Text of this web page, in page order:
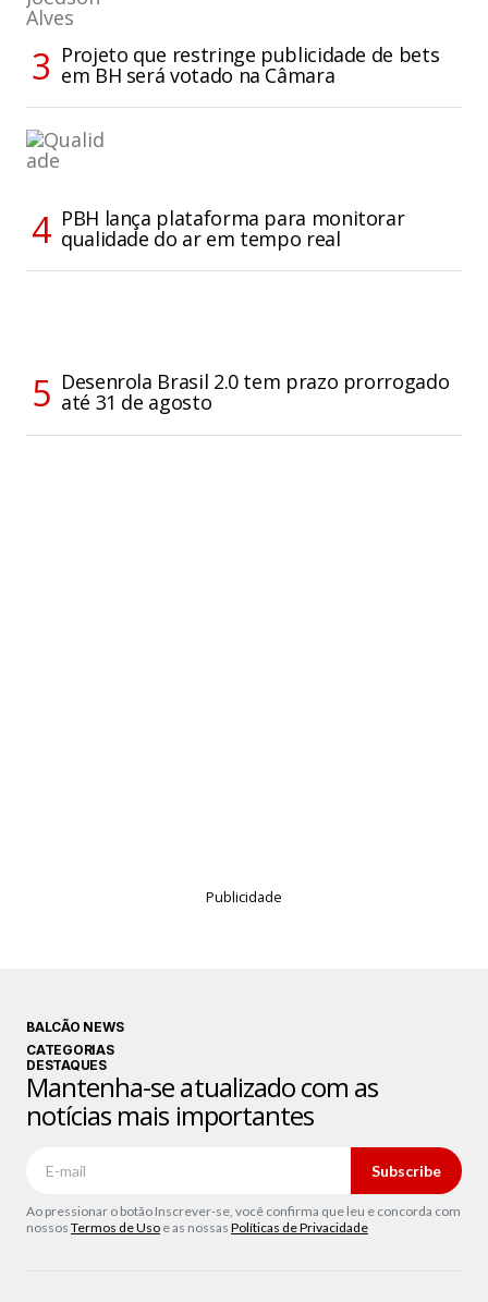
Projeto que restringe publicidade de bets
em BH será votado na Câmara
PBH lança plataforma para monitorar
qualidade do ar em tempo real
Desenrola Brasil 2.0 tem prazo prorrogado
até 31 de agosto
Publicidade
BALCÃO NEWS
CATEGORIAS
DESTAQUES
Mantenha-se atualizado com as
notícias mais importantes
Subscribe
Ao pressionar o botão Inscrever-se, você confirma que leu e concorda com
nossos Termos de Uso e as nossas Políticas de Privacidade